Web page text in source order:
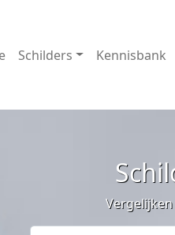
Schilders Kennisbank